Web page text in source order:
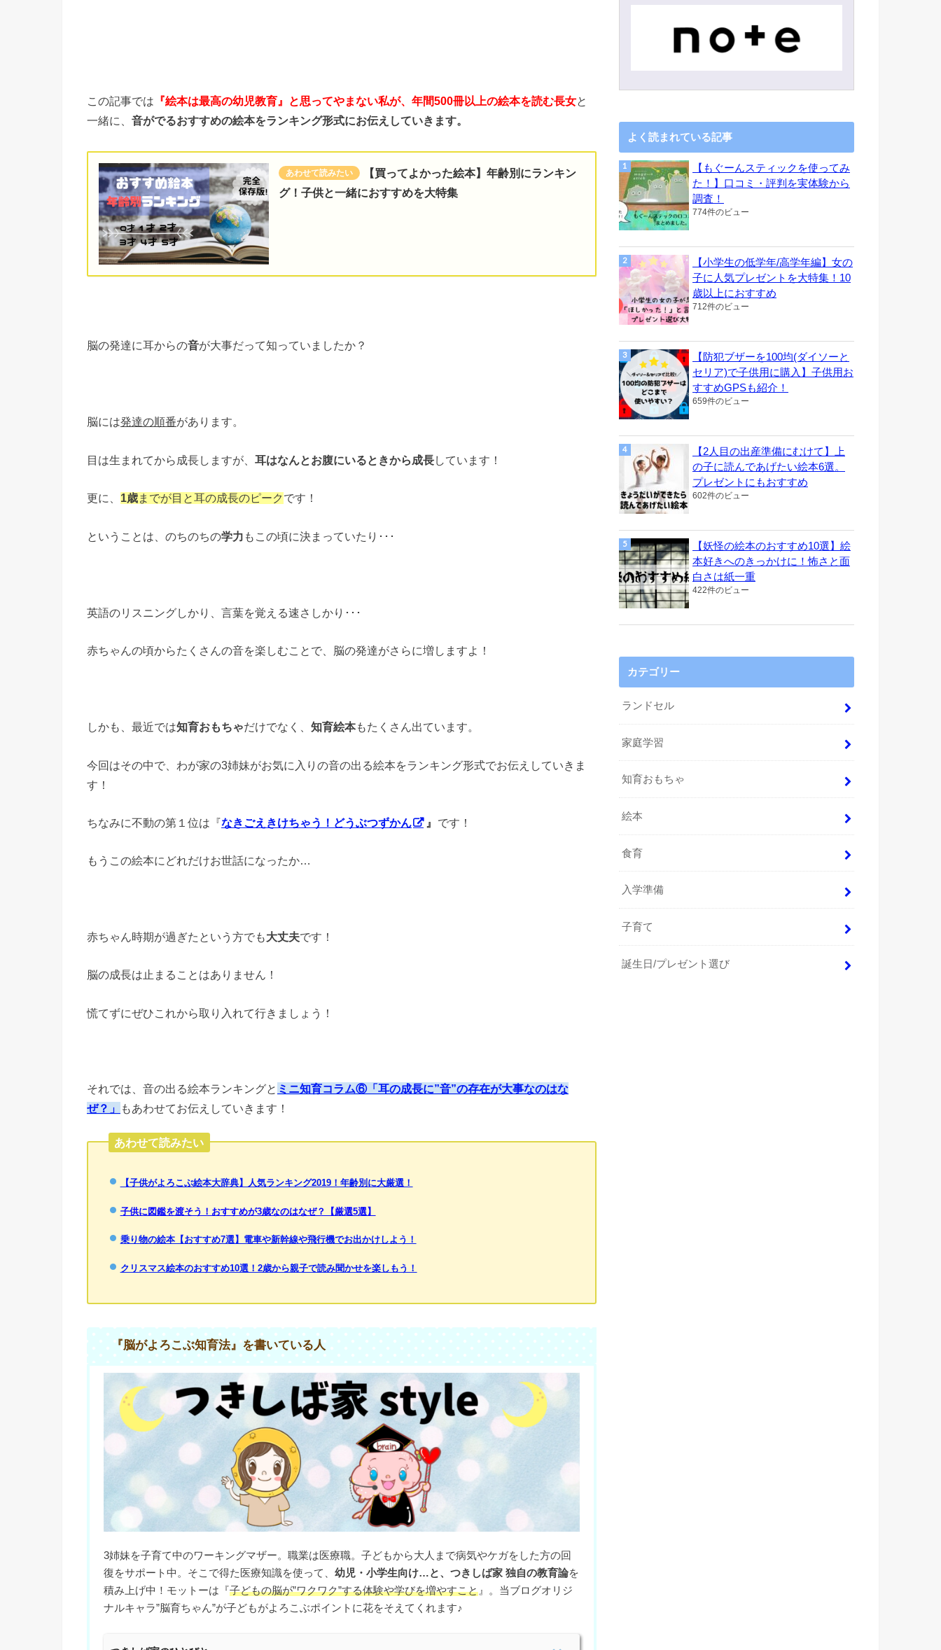
この記事では 『絵本は最高の幼児教育』と思ってやまない私が、年間500冊以上の絵本を読む長女と
一緒に、 音がでるおすすめの絵本をランキング形式にお伝えしていきます。
【買ってよかった絵本】年齢別にランキン
グ！子供と一緒におすすめを大特集
脳の発達に耳からの音が大事だって知っていましたか？
脳には発達の順番があります。
目は生まれてから成長しますが、 耳はなんとお腹にいるときから成長しています！
更に、 1歳までが目と耳の成長のピーク です！
ということは、のちのちの学力 もこの頃に決まっていたり･･･
英語のリスニングしかり、言葉を覚える速さしかり･･･
赤ちゃんの頃からたくさんの音を楽しむことで、脳の発達がさらに増しますよ！
しかも、最近では知育おもちゃだけでなく、 知育絵本もたくさん出ています。
今回はその中で、わが家の3姉妹がお気に入りの音の出る絵本をランキング形式でお伝えしていきま
す！
ちなみに不動の第１位は『なきごえきけちゃう！どうぶつずかん 』 です！
もうこの絵本にどれだけお世話になったか…
赤ちゃん時期が過ぎたという方でも大丈夫です！
脳の成長は止まることはありません！
慌てずにぜひこれから取り入れて行きましょう！
それでは、音の出る絵本ランキングと ミニ知育コラム⑥「耳の成長に”音”の存在が大事なのはな
ぜ？」
もあわせてお伝えしていきます！
あわせて読みたい
【子供がよろこぶ絵本大辞典】人気ランキング2019！年齢別に大厳選！
子供に図鑑を渡そう！おすすめが3歳なのはなぜ？【厳選5選】
乗り物の絵本【おすすめ7選】電車や新幹線や飛行機でお出かけしよう！
クリスマス絵本のおすすめ10選！2歳から親子で読み聞かせを楽しもう！
『脳がよろこぶ知育法』を書いている人
3姉妹を子育て中のワーキングマザー。職業は医療職。子どもから大人まで病気やケガをした方の回
復をサポート中。そこで得た医療知識を使って、 幼児・小学生向け…と、つきしば家 独自の教育論を
積み上げ中！モットーは『子どもの脳が”ワクワク”する体験や学びを増やすこと 』。当ブログオリジ
ナルキャラ”脳育ちゃん”が子どもがよろこぶポイントに花をそえてくれます♪
よく読まれている記事
【もぐーんスティックを使ってみ
た！】口コミ・評判を実体験から
調査！
774件のビュー
【小学生の低学年/高学年編】女の
子に人気プレゼントを大特集！10
歳以上におすすめ
712件のビュー
【防犯ブザーを100均(ダイソーと
セリア)で子供用に購入】子供用お
すすめGPSも紹介！
659件のビュー
【2人目の出産準備にむけて】上
の子に読んであげたい絵本6選。
プレゼントにもおすすめ
602件のビュー
【妖怪の絵本のおすすめ10選】絵
本好きへのきっかけに！怖さと面
白さは紙一重
422件のビュー
カテゴリー
ランドセル
家庭学習
知育おもちゃ
絵本
食育
入学準備
子育て
誕生日/プレゼント選び